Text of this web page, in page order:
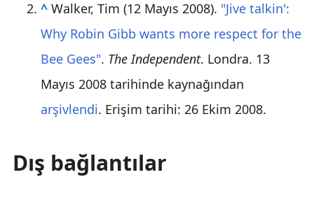
^ Walker, Tim (12 Mayıs 2008). "Jive talkin':
Why Robin Gibb wants more respect for the
Bee Gees". The Independent. Londra. 13
Mayıs 2008 tarihinde kaynağından
arşivlendi. Erişim tarihi: 26 Ekim 2008.
Dış bağlantılar